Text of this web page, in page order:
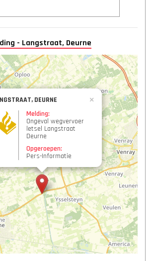
- Langstraat, Deurne
DEURNE
Melding:
Ongeval wegvervoer
letsel Langstraat
Deurne
Opgeroepen:
Pers-Informatie
×